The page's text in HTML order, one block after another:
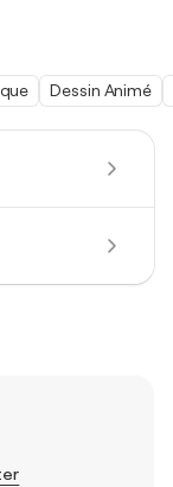
Dessin Animé